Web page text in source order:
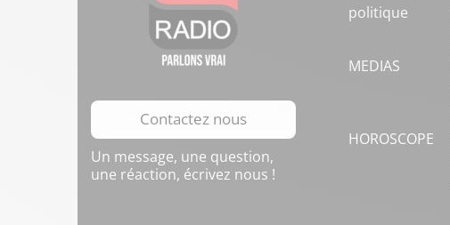
Contactez nous
Un message, une question,
une réaction, écrivez nous !
politique
MEDIAS
HOROSCOPE